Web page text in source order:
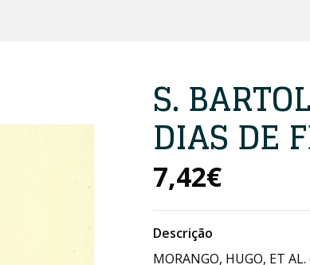
S.
DIAS DE
7,42€
Descrição
MORANGO, HUGO, ET AL.